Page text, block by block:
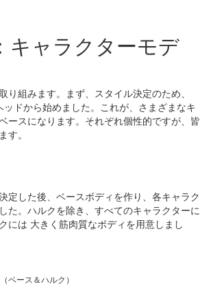
キャラクターモデ
り組みます。まず、スタイル決定のため、
ドから始めました。これが、さまざまなキ
ースになります。それぞれ個性的ですが、皆
す。
定した後、ベースボディを作り、各キャラク
た。ハルクを除き、すべてのキャラクターに
には 大きく筋肉質なボディを用意しまし
ベース＆ハルク）